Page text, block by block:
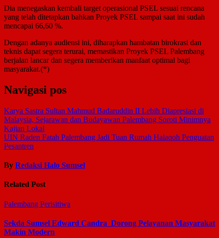
Dia menegaskan kembali target operasional PSEL sesuai rencana
yang telah ditetapkan bahkan Proyek PSEL sampai saat ini sudah
mencapai 66,60 %. ​
Dengan adanya audiensi ini, diharapkan hambatan birokrasi dan
teknis dapat segera terurai, memastikan Proyek PSEL Palembang
berjalan lancar dan segera memberikan manfaat optimal bagi
masyarakat.(*)
Navigasi pos
Karya Sastra Sultan Mahmud Badaruddin II Lebih Diapresiasi di
Malaysia, Sejarawan dan Budayawan Palembang Soroti Minimnya
Kajian Lokal
UIN Raden Fatah Palembang Jadi Tuan Rumah Halaqoh Penguatan
Pesantren
By Redaksi Halo Sumsel
Related Post
Palembang Perisitiwa
Sekda Sumsel Edward Candra Dorong Pelayanan Masyarakat
Makin Modern